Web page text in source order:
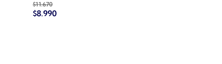
$11.670
$8.990